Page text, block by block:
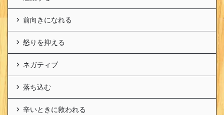
前向きになれる
怒りを抑える
ネガティブ
落ち込む
辛いときに救われる